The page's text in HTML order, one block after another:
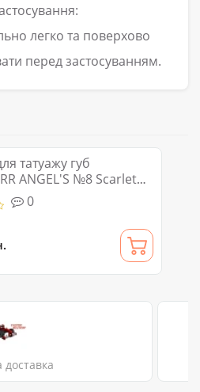
легко та поверхово
перед застосуванням.
татуажу губ
ANGEL'S №8 Scarlet
мл 0